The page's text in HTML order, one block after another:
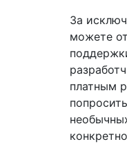
За
можете
платным